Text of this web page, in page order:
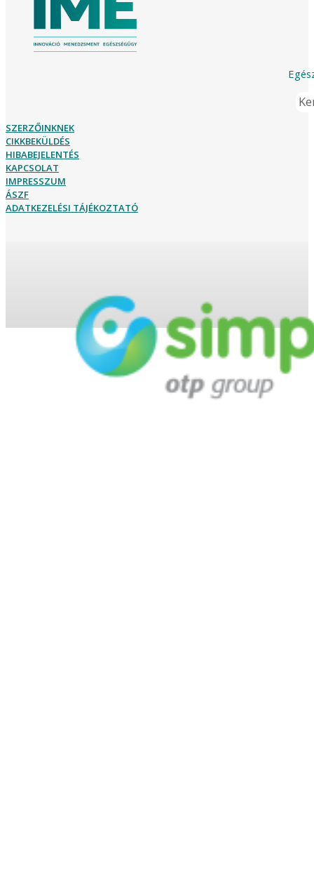
SZERZŐINKNEK
CIKKBEKÜLDÉS
HIBABEJELENTÉS
KAPCSOLAT
IMPRESSZUM
ÁSZF
ADATKEZELÉSI TÁJÉKOZTATÓ